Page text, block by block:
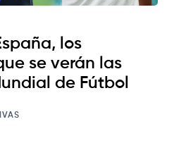
los
se verán las
de Fútbol